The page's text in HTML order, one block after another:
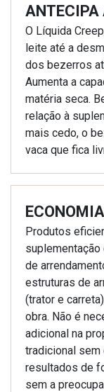
ANTECIPA
O Líquida
leite até a
dos bezerros
Aumenta a
matéria seca.
relação à
mais cedo, o
vaca que fica
ECONOMIA
Produtos
suplementação
de
estruturas de
(trator e
obra. Não é
adicional na
tradicional sem
resultados de
sem a